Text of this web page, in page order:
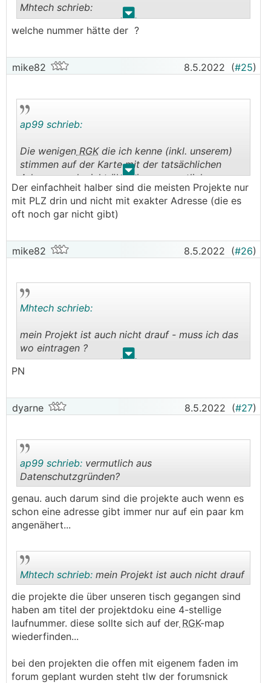
. .
Mhtech schrieb:
mein Projekt ist auch nicht drauf - muss ich das
───────────────
SG
Michael
welche nummer hätte der ?
mike82 8.5.2022 (#25)
. .
ap99 schrieb:
Die wenigen RGKdie ich kenne (inkl. unserem)
stimmen auf der Karte mit der tatsächlichen
Adresse auch nicht überein ... vermutlich aus
Datenschutzgründen?
Der einfachheit halber sind die meisten Projekte nur
mit PLZ drin und nicht mit exakter Adresse (die es
oft noch gar nicht gibt)
mike82 8.5.2022 (#26)
. .
Mhtech schrieb:
mein Projekt ist auch nicht drauf - muss ich das
wo eintragen ?
──────
──────
mein Projekt ist auch nicht drauf - muss ich das
wo eintragen ?
───────────────
Is schon drin
SG
Michael
───────────────
welche nummer hätte der ?
PN
dyarne 8.5.2022 (#27)
.
ap99 schrieb: vermutlich aus
Datenschutzgründen?
genau. auch darum sind die projekte auch wenn es
schon eine adresse gibt immer nur auf ein paar km
angenähert...
.
Mhtech schrieb: mein Projekt ist auch nicht drauf
die projekte die über unseren tisch gegangen sind
haben am titel der projektdoku eine 4-stellige
laufnummer. diese sollte sich auf der RGK-map
wiederfinden...
bei den projekten die offen mit eigenem faden im
forum geplant wurden steht tlw der forumsnick